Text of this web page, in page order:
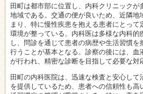
田町は都市部に位置し、内科クリニックが
地域である。交通の便が良いため、近隣地
まり、特に慢性疾患を抱える患者にとって
環境が整っている。内科医は多様な内科的
し、問診を通じて患者の病歴や生活習慣を
行うことが基本となる。診察の後には、血
が行われ、精密な診断を目指して必要な対
田町の内科医院は、迅速な検査と安心して
を提供しているため、患者への信頼性も高